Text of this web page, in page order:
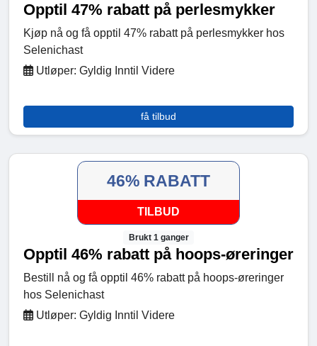
Opptil 47% rabatt på perlesmykker
Kjøp nå og få opptil 47% rabatt på perlesmykker hos
Selenichast
Utløper: Gyldig Inntil Videre
få tilbud
46% RABATT
TILBUD
Brukt 1 ganger
Opptil 46% rabatt på hoops-øreringer
Bestill nå og få opptil 46% rabatt på hoops-øreringer
hos Selenichast
Utløper: Gyldig Inntil Videre